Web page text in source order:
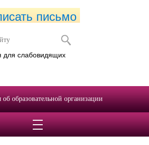
через электронную форму. Номер
на электронный адрес, который вы
обращения в электронной форме.
письмо
для слабовидящих
об образовательной организации